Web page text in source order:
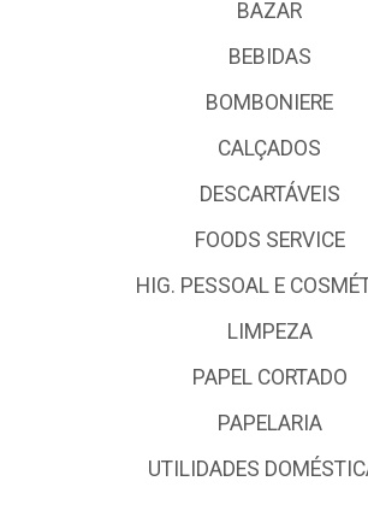
BAZAR
BEBIDAS
BOMBONIERE
CALÇADOS
DESCARTÁVEIS
FOODS SERVICE
HIG. PESSOAL E
LIMPEZA
PAPEL CORTADO
PAPELARIA
UTILIDADES